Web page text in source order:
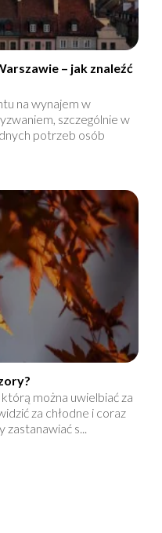
– jak znaleźć
na wynajem w
szczególnie w
potrzeb osób
można uwielbiać za
za chłodne i coraz
s...